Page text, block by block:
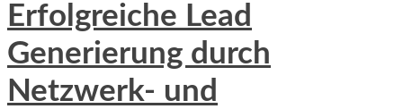
Erfolgreiche Lead
Generierung durch
Netzwerk- und